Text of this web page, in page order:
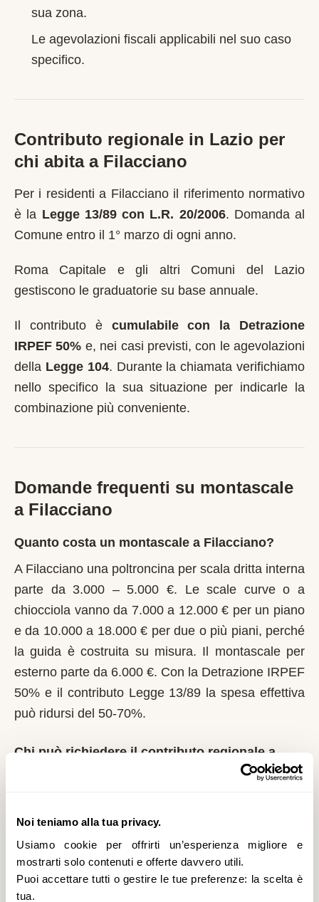
Noi teniamo alla tua privacy.
Usiamo cookie per offrirti un’esperienza migliore e
mostrarti solo contenuti e offerte davvero utili.
Puoi accettare tutti o gestire le tue preferenze: la scelta è
tua.
sua zona.
Le agevolazioni fiscali applicabili nel suo caso
specifico.
Contributo regionale in Lazio per
chi abita a Filacciano
Per i residenti a Filaccianoil riferimento normativo
è la Legge 13/89 con L.R. 20/2006. Domanda al
Comune entro il 1° marzo di ogni anno.
Roma Capitale e gli altri Comuni del Lazio
gestiscono le graduatorie su base annuale.
Il contributo è cumulabile con la Detrazione
IRPEF 50% e, nei casi previsti, con le agevolazioni
della Legge 104. Durante la chiamata verifichiamo
nello specifico la sua situazione per indicarle la
combinazione più conveniente.
Domande frequenti su montascale
a Filacciano
Quanto costa un montascale a Filacciano?
A Filacciano una poltroncina per scala dritta interna
parte da 3.000 – 5.000 €. Le scale curve o a
chiocciola vanno da 7.000 a 12.000 € per un piano
e da 10.000 a 18.000 € per due o più piani, perché
la guida è costruita su misura. Il montascale per
esterno parte da 6.000 €. Con la Detrazione IRPEF
50% e il contributo Legge 13/89 la spesa effettiva
può ridursi del 50-70%.
Chi può richiedere il contributo regionale a
con L.R. 20/2006. Domanda al Comune entro il 1°
marzo di ogni anno. Roma Capitale e gli altri
Comuni del Lazio gestiscono le graduatorie su
base annuale. È un contributo a fondo perduto che